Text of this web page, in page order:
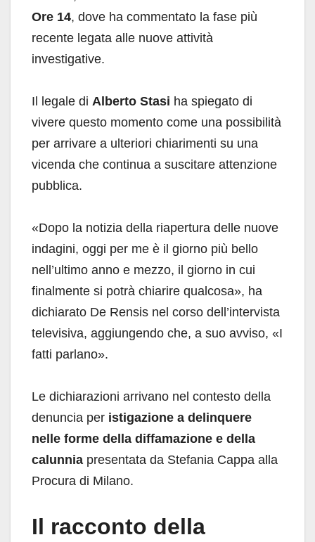
Ore 14, dove ha commentato la fase più
recente legata alle nuove attività
investigative.
Il legale di Alberto Stasi ha spiegato di
vivere questo momento come una possibilità
per arrivare a ulteriori chiarimenti su una
vicenda che continua a suscitare attenzione
pubblica.
«Dopo la notizia della riapertura delle nuove
indagini, oggi per me è il giorno più bello
nell’ultimo anno e mezzo, il giorno in cui
finalmente si potrà chiarire qualcosa», ha
dichiarato De Rensis nel corso dell’intervista
televisiva, aggiungendo che, a suo avviso, «I
fatti parlano».
Le dichiarazioni arrivano nel contesto della
denuncia per istigazione a delinquere
nelle forme della diffamazione e della
calunnia presentata da Stefania Cappa alla
Procura di Milano.
Il racconto della